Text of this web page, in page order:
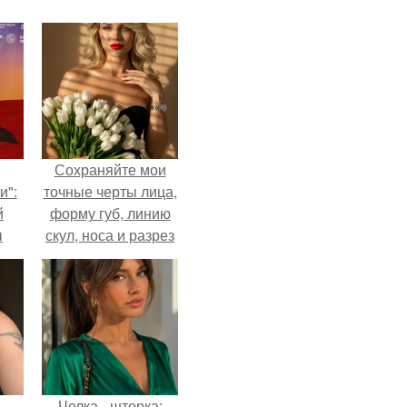
Сохраняйте мои
точные черты лица,
форму губ, линию
скул, носа и разрез
глаз.